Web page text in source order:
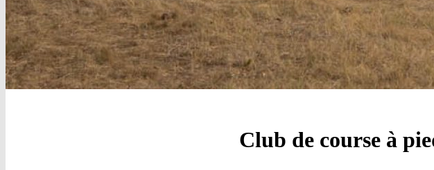
Club de course à